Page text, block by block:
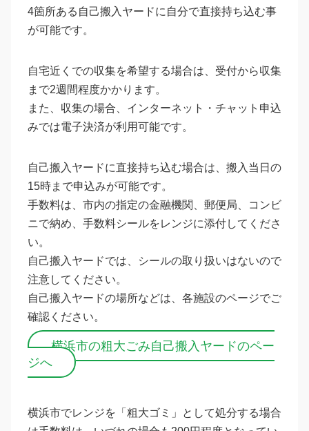
4箇所ある自己搬入ヤードに自分で直接持ち込む事
が可能です。
自宅近くでの収集を希望する場合は、受付から収集
まで2週間程度かかります。
また、収集の場合、インターネット・チャット申込
みでは電子決済が利用可能です。
自己搬入ヤードに直接持ち込む場合は、搬入当日の
15時まで申込みが可能です。
手数料は、市内の指定の金融機関、郵便局、コンビ
ニで納め、手数料シールをレンジに添付してくださ
い。
自己搬入ヤードでは、シールの取り扱いはないので
注意してください。
自己搬入ヤードの場所などは、各施設のページでご
確認ください。
横浜市の粗大ごみ自己搬入ヤードのペー
ジへ
横浜市でレンジを「粗大ゴミ」として処分する場合